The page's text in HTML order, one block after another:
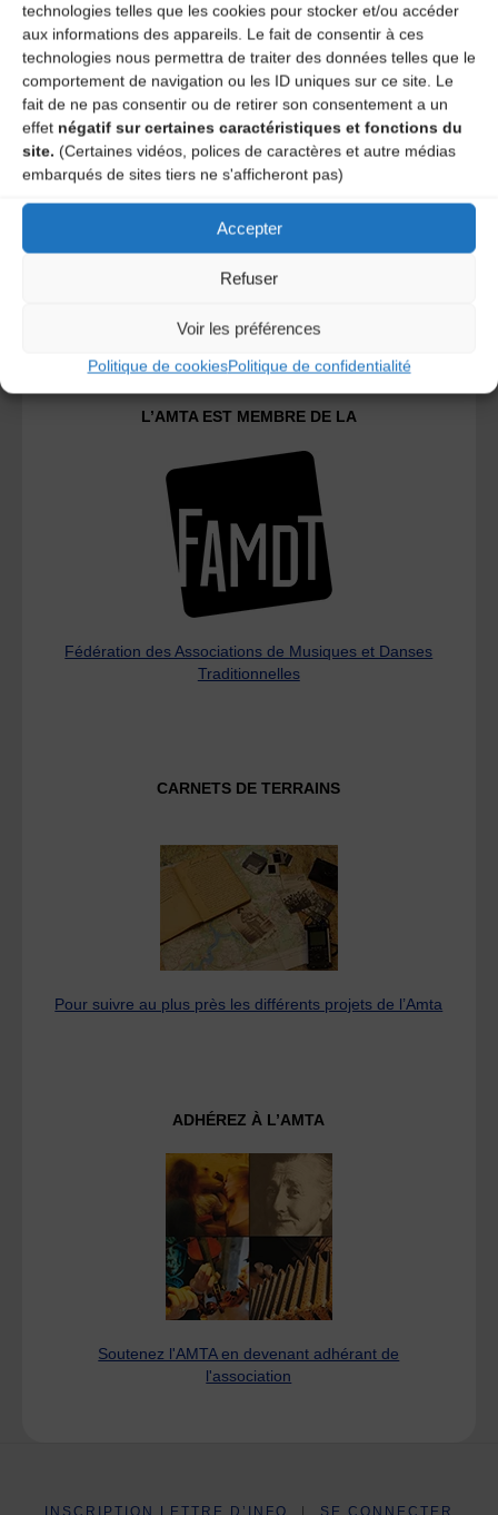
technologies telles que les cookies pour stocker et/ou accéder
aux informations des appareils. Le fait de consentir à ces
technologies nous permettra de traiter des données telles que le
comportement de navigation ou les ID uniques sur ce site. Le
fait de ne pas consentir ou de retirer son consentement a un
effet négatif sur certaines caractéristiques et fonctions du
site. (Certaines vidéos, polices de caractères et autre médias
embarqués de sites tiers ne s'afficheront pas)
Accepter
Refuser
Voir les préférences
Politique de cookiesPolitique de confidentialité
A DECOUVRIR :
L’AMTA EST MEMBRE DE LA
Fédération des Associations de Musiques et Danses
Traditionnelles
CARNETS DE TERRAINS
Pour suivre au plus près les différents projets de l’Amta
ADHÉREZ À L’AMTA
Soutenez l'AMTA en devenant adhérant de
l'association
INSCRIPTION LETTRE D’INFO SE CONNECTER